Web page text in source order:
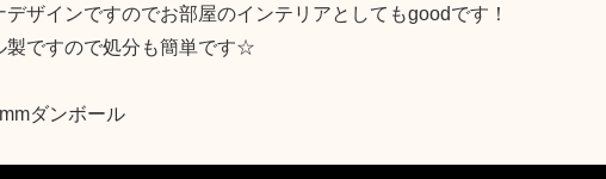
デザインですのでお部屋のインテリアとしてもgoodです！
製ですので処分も簡単です☆
ダンボール